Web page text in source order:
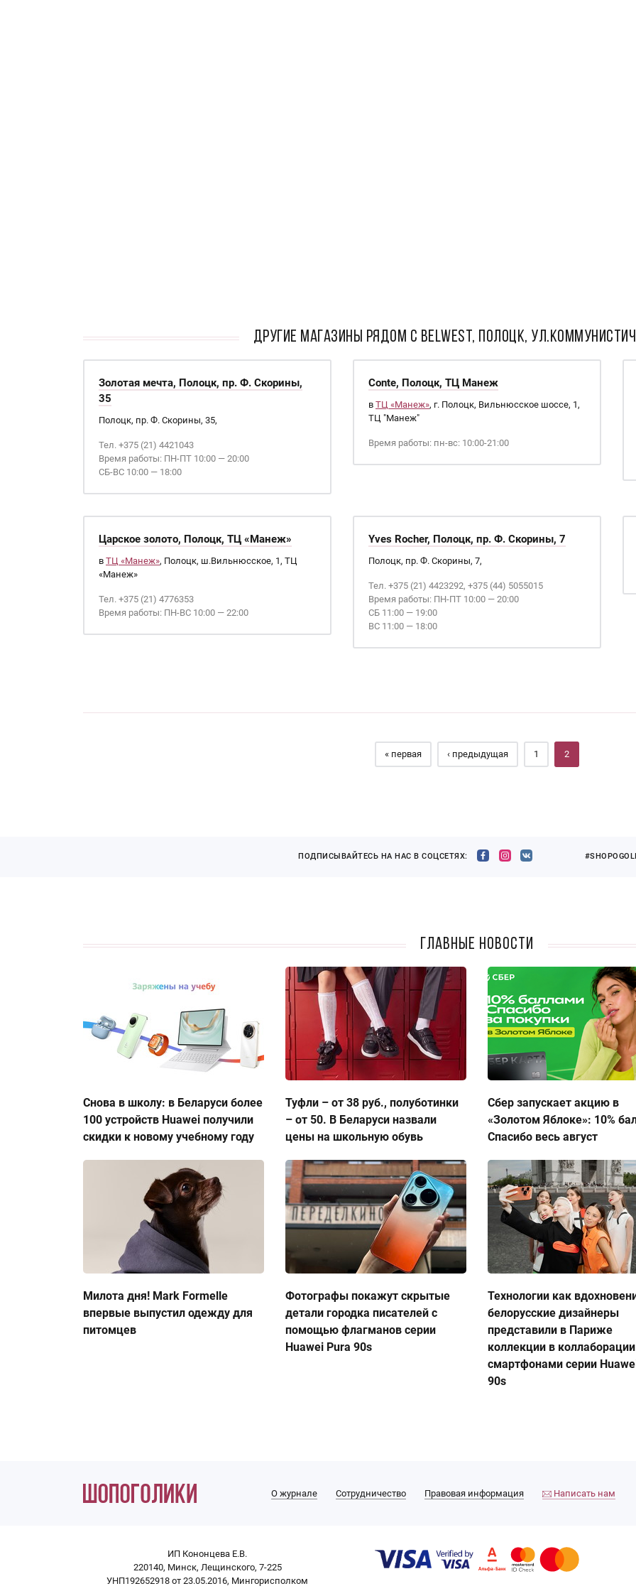
ДРУГИЕ МАГАЗИНЫ РЯДОМ С Belwest, Полоцк,
Золотая мечта, Полоцк, пр. Ф. Скорины,
35
Полоцк, пр. Ф. Скорины, 35,
Тел. +375 (21) 4421043
Время работы: ПН-ПТ 10:00 — 20:00
СБ-ВС 10:00 — 18:00
Conte, Полоцк, ТЦ Манеж
в ТЦ «Манеж», г. Полоцк, Вильнюсское шоссе, 1,
ТЦ "Манеж"
Время работы: пн-вс: 10:00-21:00
Царское золото, Полоцк, ТЦ «Манеж»
в ТЦ «Манеж», Полоцк, ш.Вильнюсское, 1, ТЦ
«Манеж»
Тел. +375 (21) 4776353
Время работы: ПН-ВС 10:00 — 22:00
Yves Rocher, Полоцк, пр. Ф. Скорины, 7
Полоцк, пр. Ф. Скорины, 7,
Тел. +375 (21) 4423292, +375 (44) 5055015
Время работы: ПН-ПТ 10:00 — 20:00
СБ 11:00 — 19:00
ВС 11:00 — 18:00
« первая ‹ предыдущая 1 2
ПОДПИСЫВАЙТЕСЬ НА НАС В СОЦСЕТЯХ:
Главные новости
Снова в школу: в Беларуси более
100 устройств Huawei получили
скидки к новому учебному году
Туфли – от 38 руб., полуботинки
– от 50. В Беларуси назвали
цены на школьную обувь
Сбер запускает акцию в
«Золотом Яблоке»: 10%
Спасибо весь август
Милота дня! Mark Formelle
впервые выпустил одежду для
питомцев
Фотографы покажут скрытые
детали городка писателей с
помощью флагманов серии
Huawei Pura 90s
Технологии как
белорусские дизайнеры
представили в Париже
коллекции в
смартфонами серии
90s
О журнале Сотрудничество Правовая информация Написать нам
ИП Кононцева Е.В.
220140, Минск, Лещинского, 7-225
УНП192652918 от 23.05.2016, Мингорисполком